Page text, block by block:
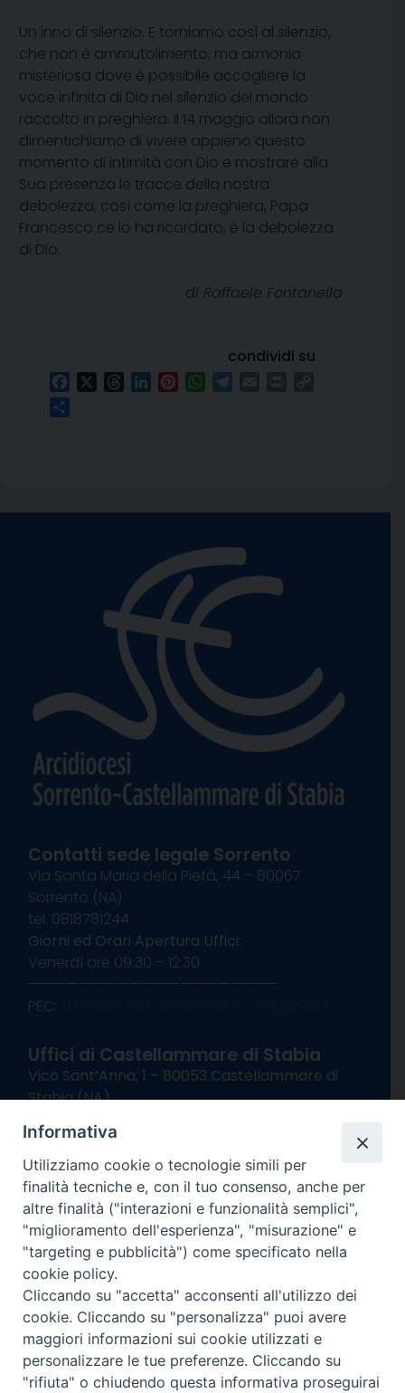
Un inno di silenzio. E torniamo così al silenzio,
che non è ammutolimento, ma armonia
misteriosa dove è possibile accogliere la
voce infinita di Dio nel silenzio del mondo
raccolto in preghiera. Il 14 maggio allora non
dimentichiamo di vivere appieno questo
momento di intimità con Dio e mostrare alla
Sua presenza le tracce della nostra
debolezza, così come la preghiera, Papa
Francesco ce lo ha ricordato, è la debolezza
di Dio.
di Raffaele Fontanella
condividi su
FacebookThreadsLinkedInPinterestWhatsApp
Contatti sede legale Sorrento
Via Santa Maria della Pietà, 44 – 80067
Sorrento (NA)
tel. 0818781244
Giorni ed Orari Apertura Uffici:
Venerdì ore 09:30 – 12:30
———————————————————–
PEC:
Uffici di Castellammare di Stabia
Vico Sant’Anna, 1 – 80053 Castellammare di
Stabia (NA)
Giorni ed Orari Apertura Uffici:
Lunedì e Mercoledì ore 09:00 – 13:00
Uffici Matrimoni:
Lunedì e Mercoledì ore 09:30 – 12:30
seguici su
Channel
Informativa Privacy
COPYRIGHT © 2013-2025
Informativa
Utilizziamo cookie o tecnologie simili per
finalità tecniche e, con il tuo consenso, anche per
altre finalità ("interazioni e funzionalità semplici",
"miglioramento dell'esperienza", "misurazione" e
"targeting e pubblicità") come specificato nella
cookie policy.
Cliccando su "accetta" acconsenti all'utilizzo dei
cookie. Cliccando su "personalizza" puoi avere
maggiori informazioni sui cookie utilizzati e
personalizzare le tue preferenze. Cliccando su
"rifiuta" o chiudendo questa informativa proseguirai